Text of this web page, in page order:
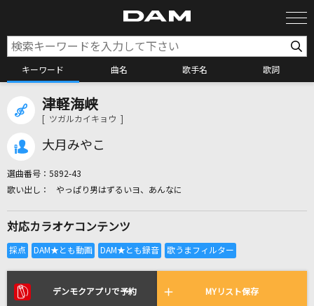
キーワード 曲名 歌手名 歌詞
全国りれき
リアルタイムで歌われている曲の一覧
津軽海峡
[ ツガルカイキョウ ]
大月みやこ
選曲番号： 5892-43
やっぱり男はずるいヨ、あんなに
対応カラオケコンテンツ
デンモクアプリで予約 MYリスト保存